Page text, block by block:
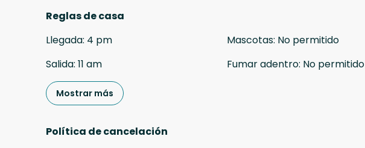
Reglas de casa
Llegada: 4 pm
Salida: 11 am
Mascotas: No permitido
Fumar adentro: No permitido
Mostrar más
Política de cancelación